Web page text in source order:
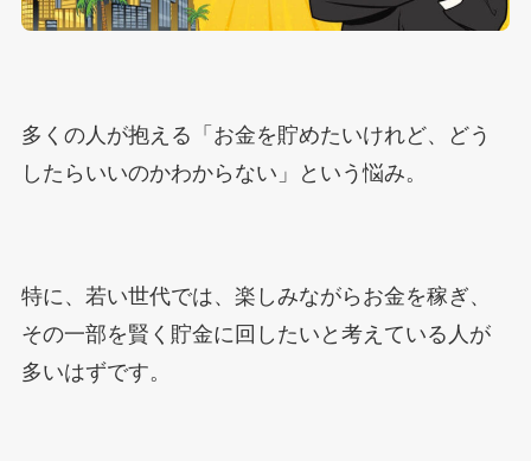
多くの人が抱える「お金を貯めたいけれど、どう
したらいいのかわからない」という悩み。
特に、若い世代では、楽しみながらお金を稼ぎ、
その一部を賢く貯金に回したいと考えている人が
多いはずです。